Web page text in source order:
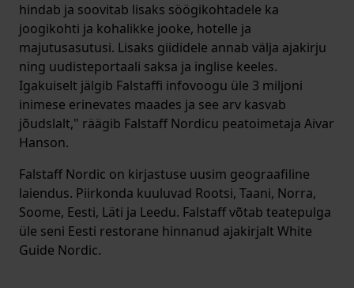
hindab ja soovitab lisaks söögikohtadele ka
joogikohti ja kohalikke jooke, hotelle ja
majutusasutusi. Lisaks giididele annab välja ajakirju
ning uudisteportaali saksa ja inglise keeles.
Igakuiselt jälgib Falstaffi infovoogu üle 3 miljoni
inimese erinevates maades ja see arv kasvab
jõudslalt," räägib Falstaff Nordicu peatoimetaja Aivar
Hanson.
Falstaff Nordic on kirjastuse uusim geograafiline
laiendus. Piirkonda kuuluvad Rootsi, Taani, Norra,
Soome, Eesti, Läti ja Leedu. Falstaff võtab teatepulga
üle seni Eesti restorane hinnanud ajakirjalt White
Guide Nordic.